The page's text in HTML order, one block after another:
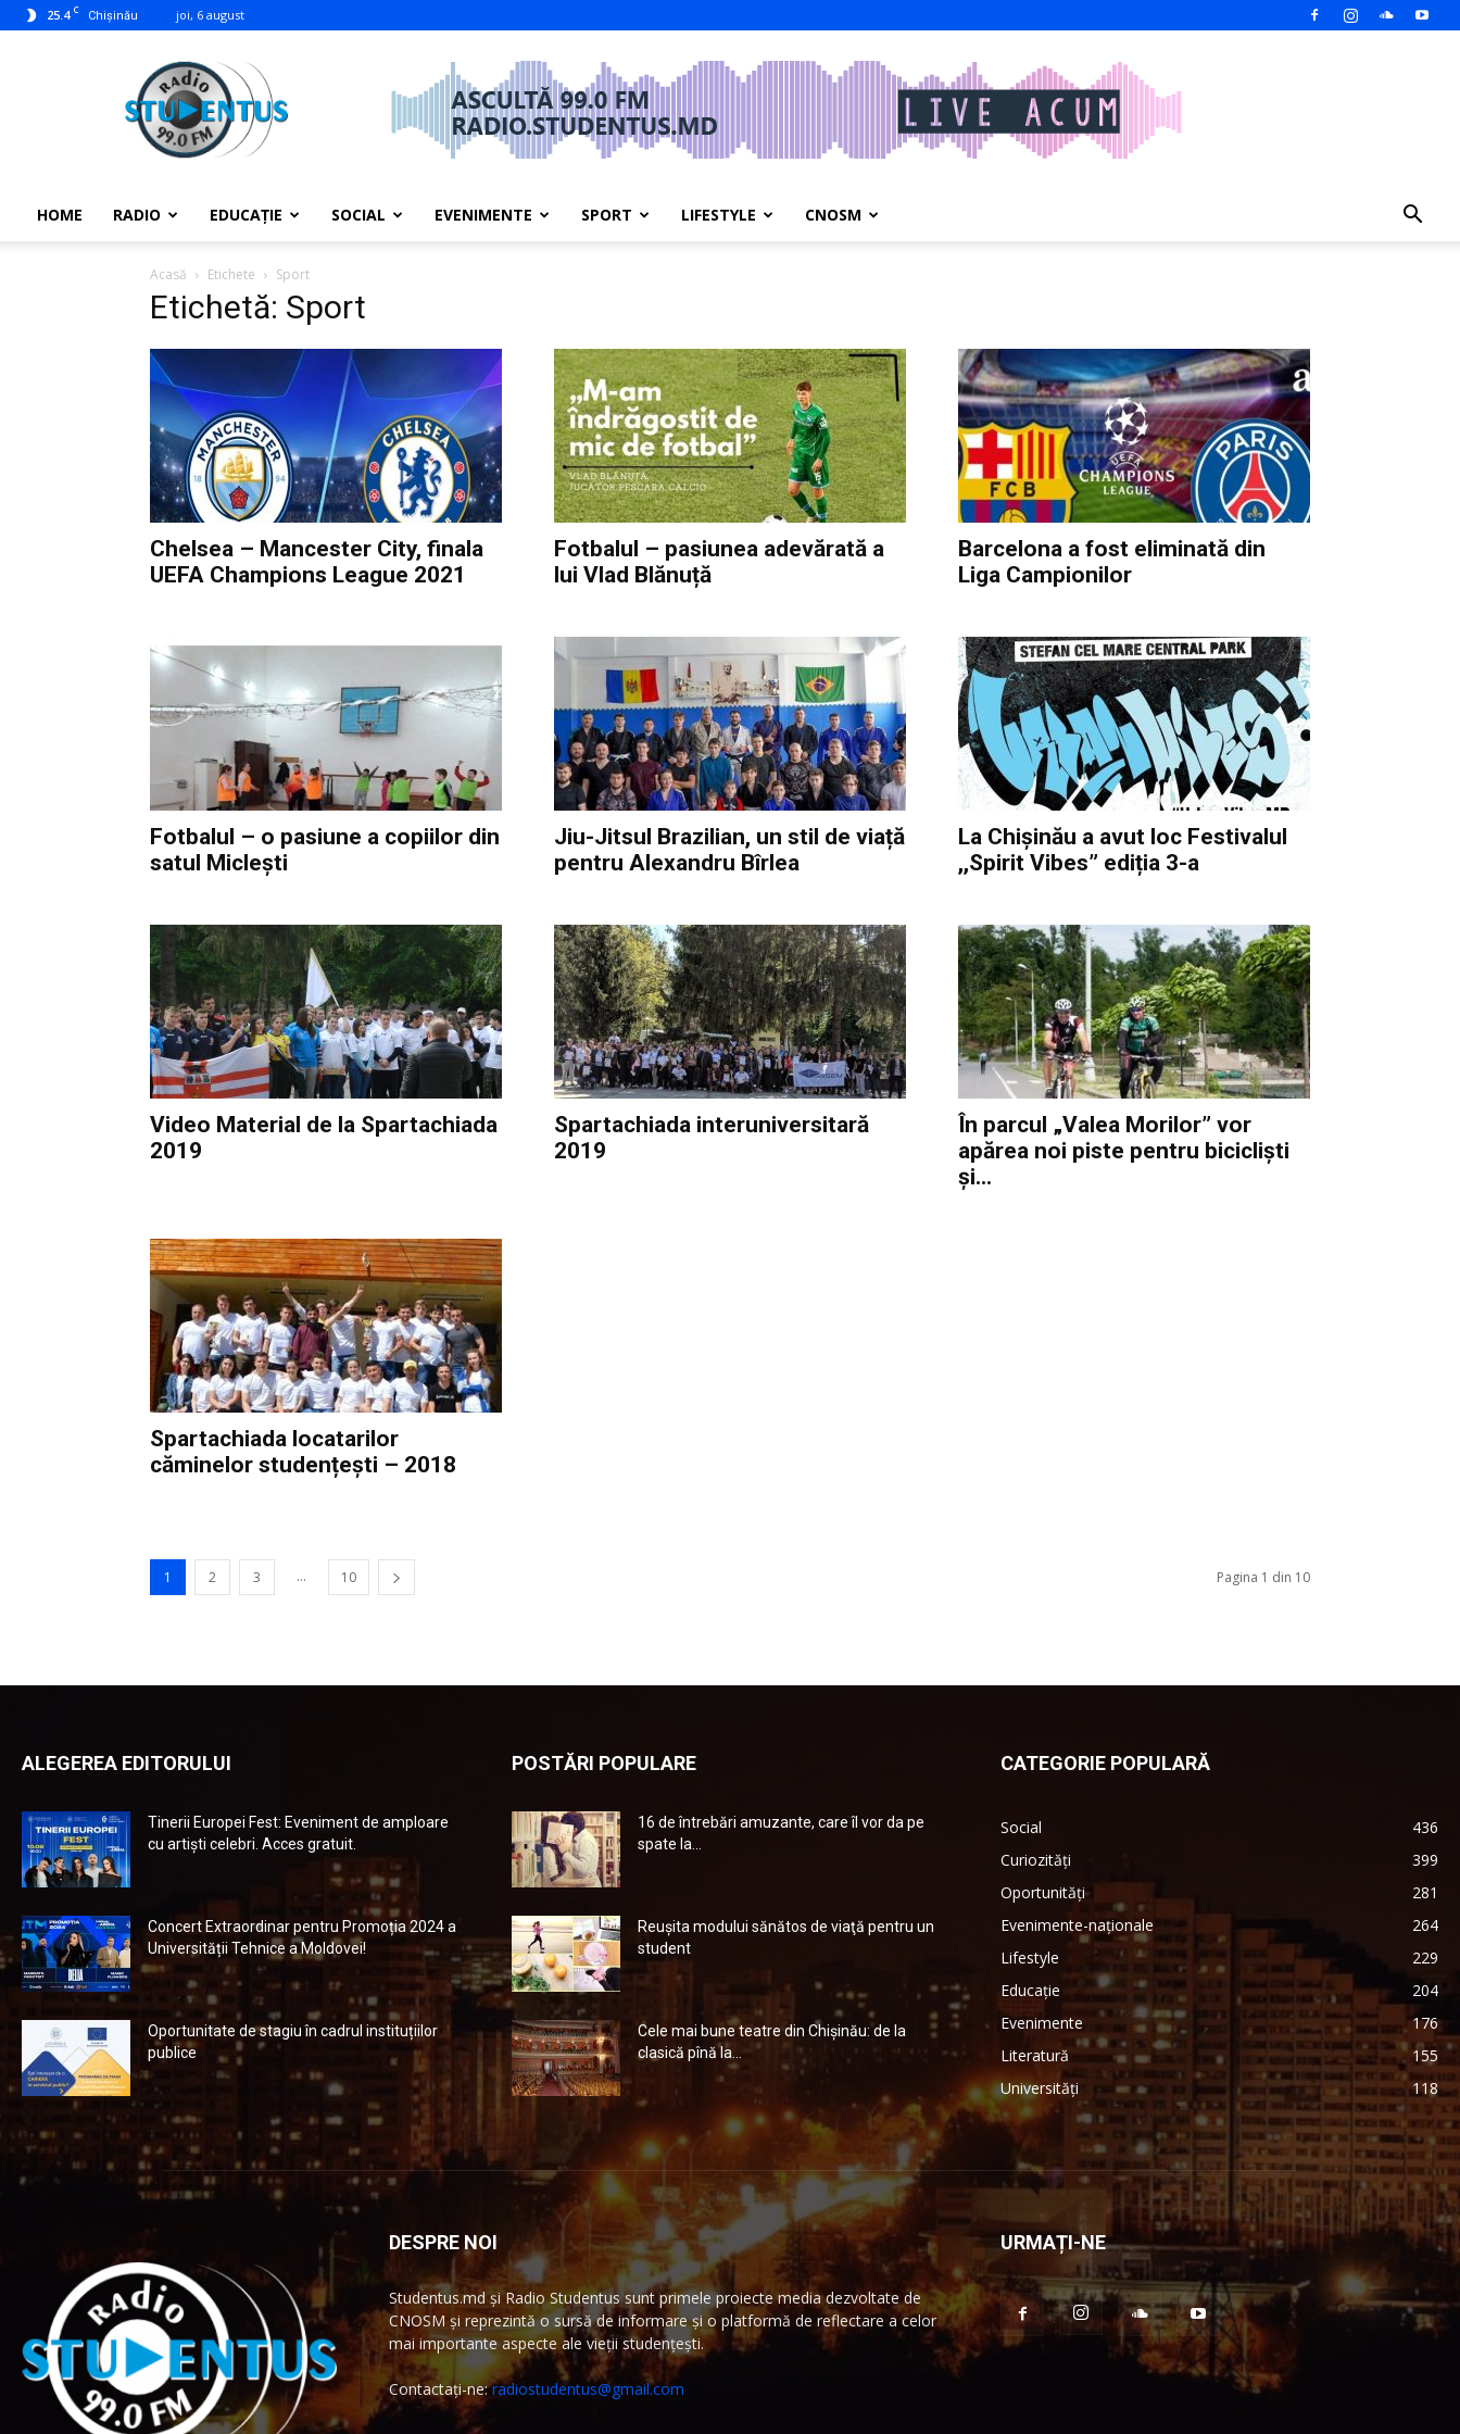
25.4 C Chișinău joi, 6 august
studentus.md
HOME RADIO EDUCAȚIE SOCIAL EVENIMENTE SPORT LIFESTYLE CNOSM
Acasă Etichete Sport
Etichetă: Sport
Chelsea – Mancester City, finala
UEFA Champions League 2021
Fotbalul – pasiunea adevărată a
lui Vlad Blănuță
Barcelona a fost eliminată din
Liga Campionilor
Fotbalul – o pasiune a copiilor din
satul Miclești
Jiu-Jitsul Brazilian, un stil de viață
pentru Alexandru Bîrlea
La Chișinău a avut loc Festivalul
,,Spirit Vibes” ediția 3-a
Video Material de la Spartachiada
2019
Spartachiada interuniversitară
2019
În parcul „Valea Morilor” vor
apărea noi piste pentru bicicliști
și...
Spartachiada locatarilor
căminelor studențești – 2018
1 2 3 ... 10 Pagina 1 din 10
ALEGEREA EDITORULUI
Tinerii Europei Fest: Eveniment de amploare
cu artiști celebri. Acces gratuit.
Concert Extraordinar pentru Promoția 2024 a
Universității Tehnice a Moldovei!
Oportunitate de stagiu în cadrul instituțiilor
publice
POSTĂRI POPULARE
16 de întrebări amuzante, care îl vor da pe
spate la...
Reuşita modului sănătos de viaţă pentru un
student
Cele mai bune teatre din Chişinău: de la
clasică pînă la...
CATEGORIE POPULARĂ
Social
436
Curiozități
399
Oportunități
281
Evenimente-naționale
264
Lifestyle
229
Educație
204
Evenimente
176
Literatură
155
Universități
118
DESPRE NOI
Studentus.md și Radio Studentus sunt primele proiecte media dezvoltate de
CNOSM și reprezintă o sursă de informare și o platformă de reflectare a celor
mai importante aspecte ale vieții studențești.
Contactați-ne:radiostudentus@gmail.com
URMAȚI-NE